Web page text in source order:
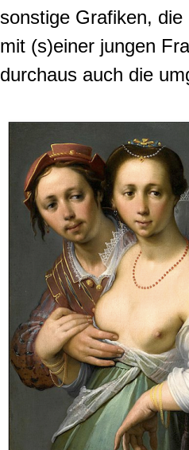
sonstige Grafiken,
mit (s)einer jungen
durchaus auch die